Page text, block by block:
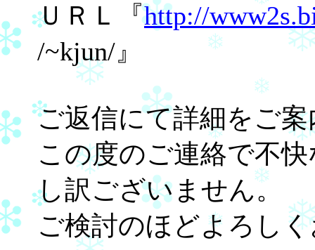
ＵＲＬ『http://
/~kjun/』
ご返信にて詳細をご
この度のご連絡で不
し訳ございません。
ご検討のほどよろし